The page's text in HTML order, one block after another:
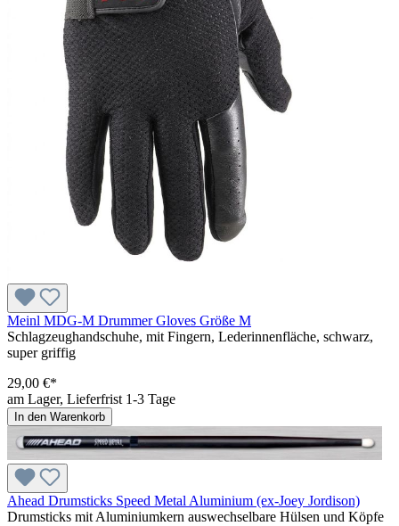
Meinl MDG-M Drummer Gloves Größe M
Schlagzeughandschuhe, mit Fingern, Lederinnenfläche, schwarz,
super griffig
29,00 €*
am Lager, Lieferfrist 1-3 Tage
In den Warenkorb
Ahead Drumsticks Speed Metal Aluminium (ex-Joey Jordison)
Drumsticks mit Aluminiumkern auswechselbare Hülsen und Köpfe